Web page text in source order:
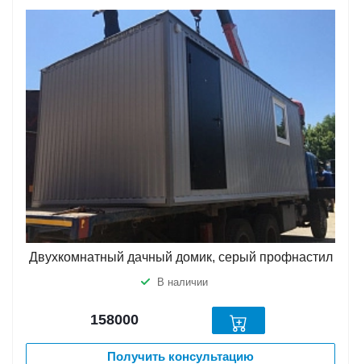
Двухкомнатный дачный домик, серый профнастил
В наличии
158000
Получить консультацию